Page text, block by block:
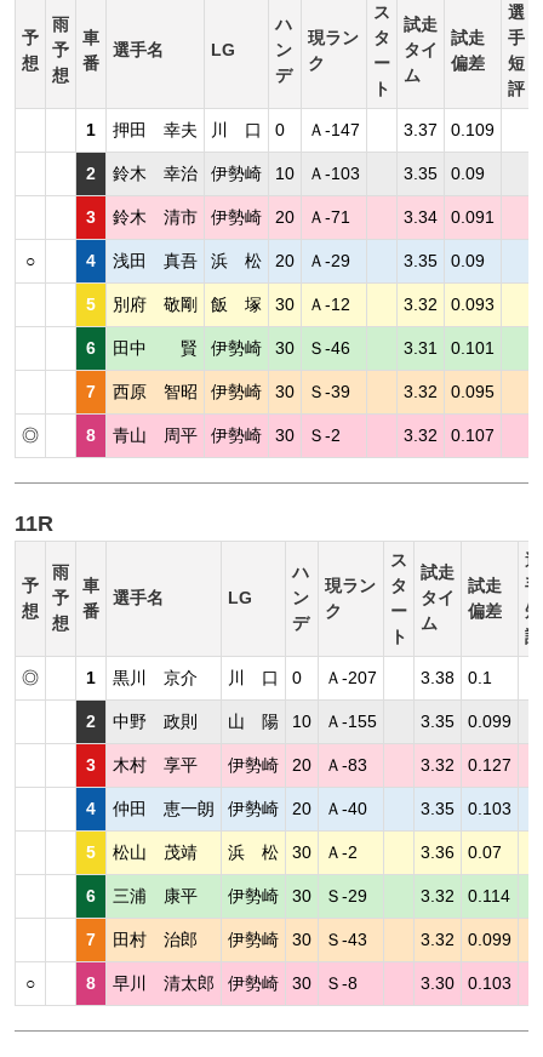
予
想
雨
予
想
車
番
選手名 LG
ハ
ン
デ
現ラン
ク
ス
タ
ー
ト
試走
タイ
ム
試走
偏差
選
手
短
評
1 押田 幸夫 川 口 0 Ａ-147 3.37 0.109
2 鈴木 幸治 伊勢崎 10 Ａ-103 3.35 0.09
3 鈴木 清市 伊勢崎 20 Ａ-71 3.34 0.091
○ 4 浅田 真吾 浜 松 20 Ａ-29 3.35 0.09
5 別府 敬剛 飯 塚 30 Ａ-12 3.32 0.093
6 田中 賢 伊勢崎 30 Ｓ-46 3.31 0.101
7 西原 智昭 伊勢崎 30 Ｓ-39 3.32 0.095
◎ 8 青山 周平 伊勢崎 30 Ｓ-2 3.32 0.107
11R
予
想
雨
予
想
車
番
選手名 LG
ハ
ン
デ
現ラン
ク
ス
タ
ー
ト
試走
タイ
ム
試走
偏差
選
手
短
評
◎ 1 黒川 京介 川 口 0 Ａ-207 3.38 0.1
2 中野 政則 山 陽 10 Ａ-155 3.35 0.099
3 木村 享平 伊勢崎 20 Ａ-83 3.32 0.127
4 仲田 恵一朗 伊勢崎 20 Ａ-40 3.35 0.103
5 松山 茂靖 浜 松 30 Ａ-2 3.36 0.07
6 三浦 康平 伊勢崎 30 Ｓ-29 3.32 0.114
7 田村 治郎 伊勢崎 30 Ｓ-43 3.32 0.099
○ 8 早川 清太郎 伊勢崎 30 Ｓ-8 3.30 0.103